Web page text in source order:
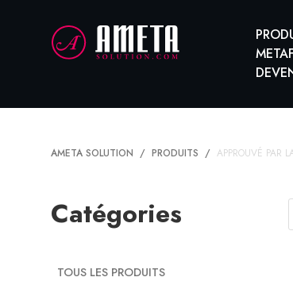
AMETA SOLUTION PRODUITS APPROUVÉ PAR
Catégories
TOUS LES PRODUITS